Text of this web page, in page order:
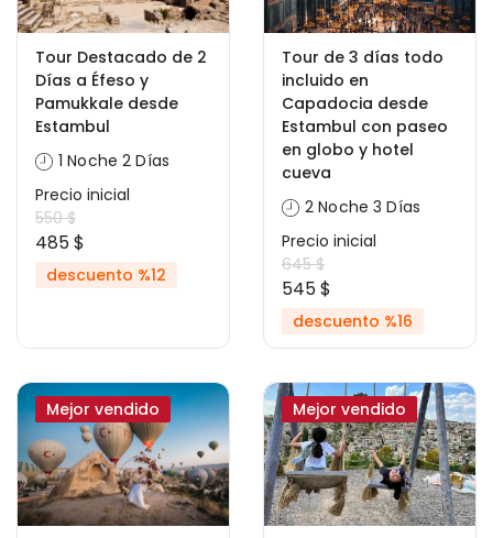
Tour Destacado de 2
Días a Éfeso y
Pamukkale desde
Estambul
1 Noche 2 Días
Precio inicial
550 $
485 $
descuento %12
Tour de 3 días todo
incluido en
Capadocia desde
Estambul con paseo
en globo y hotel
cueva
2 Noche 3 Días
Precio inicial
645 $
545 $
descuento %16
Mejor vendido Mejor vendido